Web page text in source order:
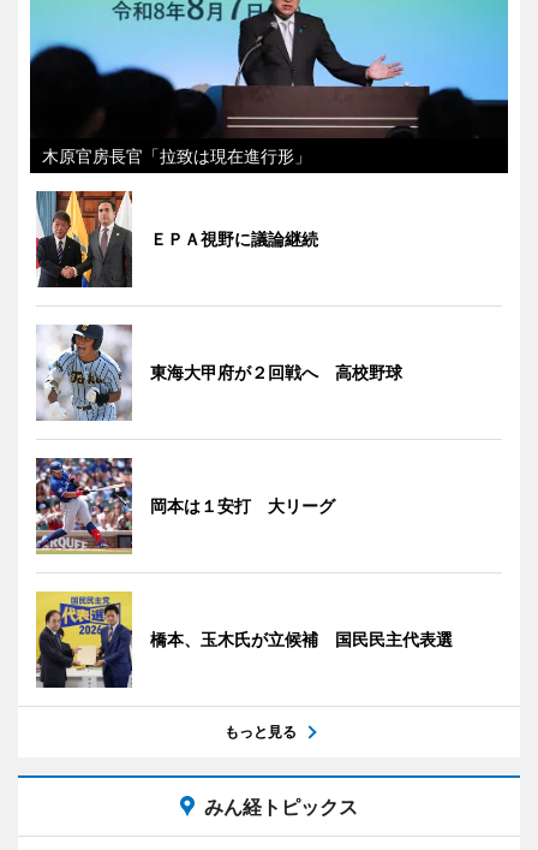
木原官房長官「拉致は現在進行形」
ＥＰＡ視野に議論継続
東海大甲府が２回戦へ 高校野球
岡本は１安打 大リーグ
橋本、玉木氏が立候補 国民民主代表選
もっと見る
みん経トピックス